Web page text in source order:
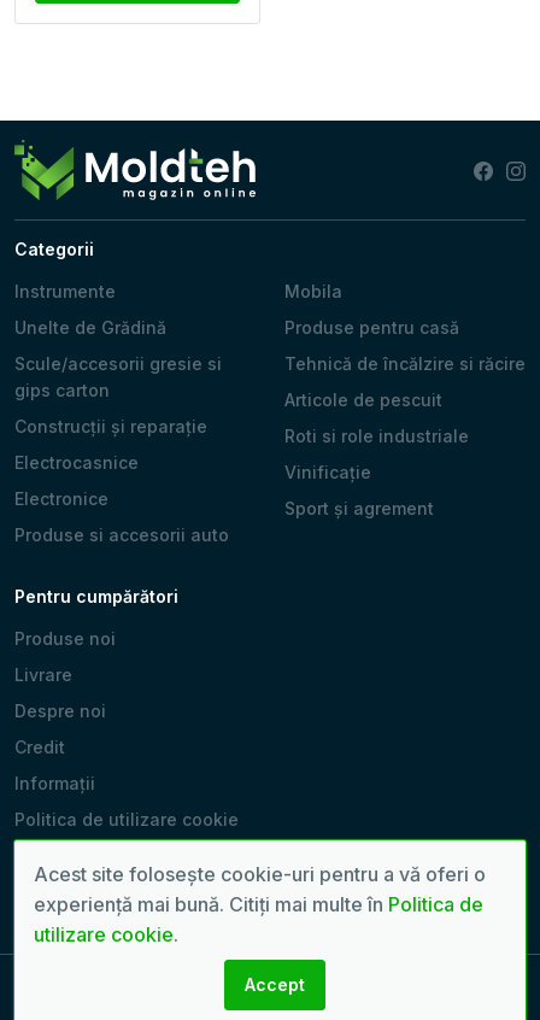
Categorii
Instrumente
Unelte de Grădină
Scule/accesorii gresie si
gips carton
Construcții și reparație
Electrocasnice
Electronice
Produse si accesorii auto
Mobila
Produse pentru casă
Tehnică de încălzire si răcire
Articole de pescuit
Roti si role industriale
Vinificație
Sport și agrement
Pentru cumpărători
Produse noi
Livrare
Despre noi
Credit
Informații
Politica de utilizare cookie
Magazinele noastre
Acest site folosește cookie-uri pentru a vă oferi o
experiență mai bună. Citiți mai multe în Politica de
utilizare cookie.
Accept